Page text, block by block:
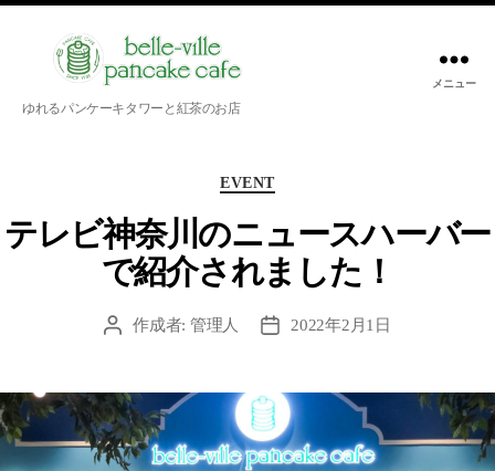
belle-
ゆれるパンケーキタワーと紅茶のお店
メニュー
カ
テ
ゴ
リ
ー
EVENT
テレビ神奈川のニュースハーバー
で紹介されました！
投
作成者: 管理人
投
2022年2月1日